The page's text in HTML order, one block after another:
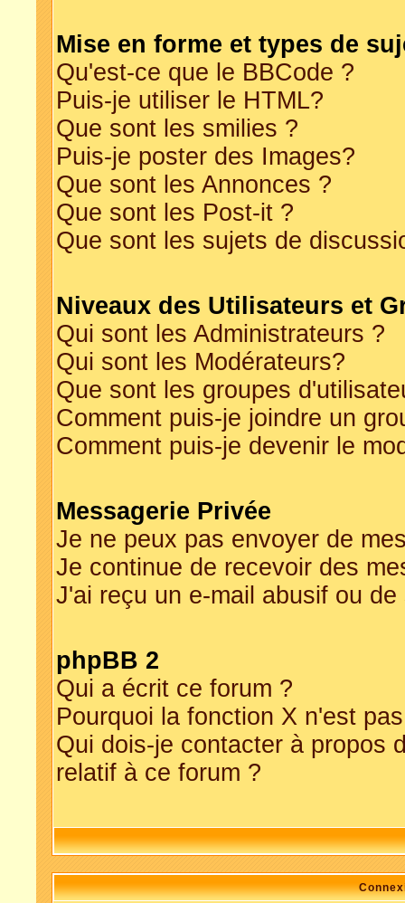
Mise en forme et types de
Qu'est-ce que le BBCode ?
Puis-je utiliser le HTML?
Que sont les smilies ?
Puis-je poster des Images?
Que sont les Annonces ?
Que sont les Post-it ?
Que sont les sujets de
Niveaux des Utilisateurs et
Qui sont les Administrateurs ?
Qui sont les Modérateurs?
Que sont les groupes
Comment puis-je joindre un
Comment puis-je devenir le
Messagerie Privée
Je ne peux pas envoyer de
Je continue de recevoir des
J'ai reçu un e-mail abusif ou
phpBB 2
Qui a écrit ce forum ?
Pourquoi la fonction X n'est
Qui dois-je contacter à propos
relatif à ce forum ?